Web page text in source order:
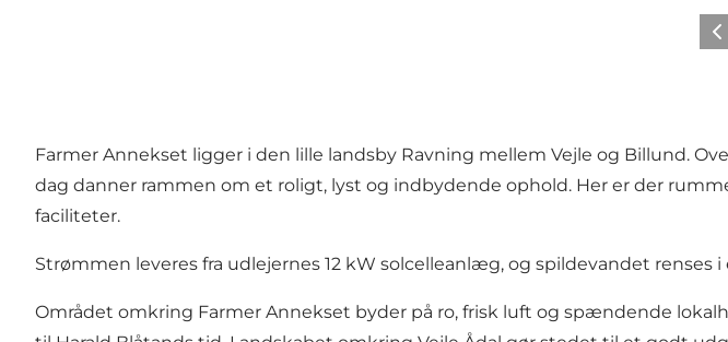
Farmer Annekset ligger i den lille landsby Ravning mellem Vejle og Billund.
dag danner rammen om et roligt, lyst og indbydende ophold. Her er der
faciliteter.
Strømmen leveres fra udlejernes 12 kW solcelleanlæg, og spildevandet
Området omkring Farmer Annekset byder på ro, frisk luft og spændende